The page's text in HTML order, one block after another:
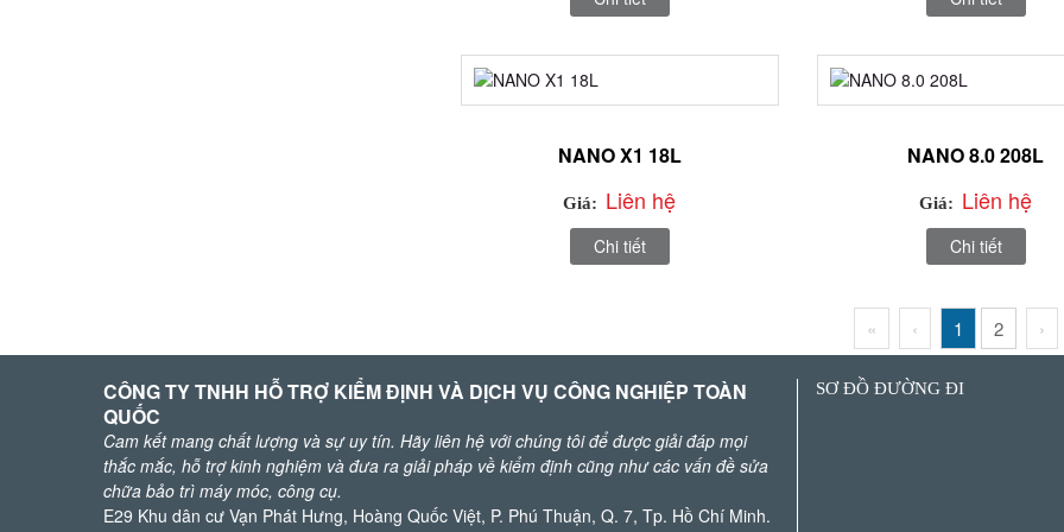
NANO X1 18L
Giá: Liên hệ
Chi tiết
NANO 8.0 208L
Giá: Liên hệ
Chi tiết
« ‹ 1 2 ›
CÔNG TY TNHH HỖ TRỢ KIỂM ĐỊNH VÀ DỊCH VỤ CÔNG NGHIỆP TOÀN
QUỐC
Cam kết mang chất lượng và sự uy tín. Hãy liên hệ với chúng tôi để được giải đáp mọi
thắc mắc, hỗ trợ kinh nghiệm và đưa ra giải pháp về kiểm định cũng như các vấn đề sửa
chữa bảo trì máy móc, công cụ.
E29 Khu dân cư Vạn Phát Hưng, Hoàng Quốc Việt, P. Phú Thuận, Q. 7, Tp. Hồ Chí Minh.
SƠ ĐỒ ĐƯỜNG ĐI